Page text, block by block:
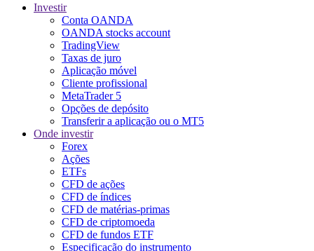
Investir
Conta OANDA
OANDA stocks account
TradingView
Taxas de juro
Aplicação móvel
Cliente profissional
MetaTrader 5
Opções de depósito
Transferir a aplicação ou o MT5
Onde investir
Forex
Ações
ETFs
CFD de ações
CFD de índices
CFD de matérias-primas
CFD de criptomoeda
CFD de fundos ETF
Especificação do instrumento